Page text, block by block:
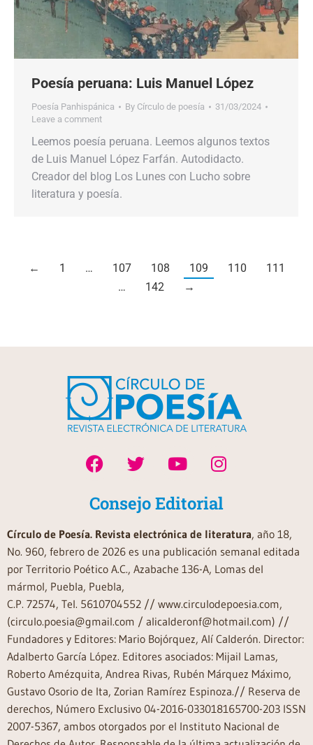
Poesía peruana: Luis Manuel López
Poesía Panhispánica By Círculo de poesía
31/03/2024
Leave a comment
Leemos poesía peruana. Leemos algunos textos
de Luis Manuel López Farfán. Autodidacto.
Creador del blog Los Lunes con Lucho sobre
literatura y poesía.
← 1 … 107 108 109 110
111
…
142 →
Consejo Editorial
Círculo de Poesía. Revista electrónica de literatura, año 18,
No. 960, febrero de 2026 es una publicación semanal editada
por Territorio Poético A.C., Azabache 136-A, Lomas del
mármol, Puebla, Puebla,
C.P. 72574, Tel. 5610704552 // www.circulodepoesia.com,
(circulo.poesia@gmail.com / alicalderonf@hotmail.com) //
Fundadores y Editores: Mario Bojórquez, Alí Calderón. Director:
Adalberto García López. Editores asociados: Mijail Lamas,
Roberto Amézquita, Andrea Rivas, Rubén Márquez Máximo,
Gustavo Osorio de Ita, Zorian Ramírez Espinoza.// Reserva de
derechos, Número Exclusivo 04-2016-033018165700-203 ISSN
2007-5367, ambos otorgados por el Instituto Nacional de